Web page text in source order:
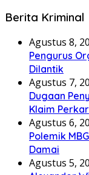
Berita Kriminal
Agustus 8,
Pengurus
Dilantik
Agustus 7,
Dugaan
Klaim
Agustus 6,
Polemik
Damai
Agustus 5,